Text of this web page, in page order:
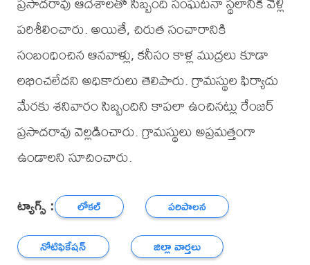
పరిశీలించారు. అయితే, చిరుత సంచారానికి
సంబంధించిన ఆనవాళ్లు, కనీసం కాళ్ల ముద్రలు కూడా
లభించలేదని అధికారులు తెలిపారు. గ్రామస్థుల ఫిర్యాదు
మేరకు శనివారం సిబ్బందిని కాపలా ఉంచినట్లు రేంజర్
ప్రసాదరావు వెల్లడించారు. గ్రామస్థులు అప్రమత్తంగా
ఉండాలని సూచించారు.
ట్యాగ్స్ : లోకల్
పరిపాలన
నోటిఫికేషన్
జిల్లా వార్తలు